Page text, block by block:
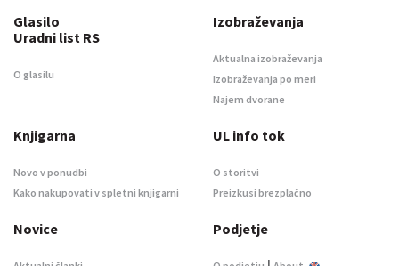
Glasilo
Uradni list RS
O glasilu
Izobraževanja
Aktualna izobraževanja
Izobraževanja po meri
Najem dvorane
Knjigarna
Novo v ponudbi
Kako nakupovati v spletni knjigarni
UL info tok
O storitvi
Preizkusi brezplačno
Novice Podjetje